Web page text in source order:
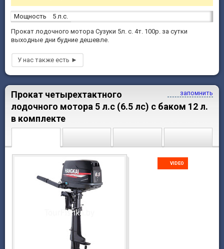
Мощность
5 л.с.
Прокат лодочного мотора Сузуки 5л. с. 4т. 100р. за сутки
выходные дни будние дешевле.
запомнить
Прокат четырехтактного
лодочного мотора 5 л.с (6.5 лс) с баком 12 л.
в комплекте
VIDEO